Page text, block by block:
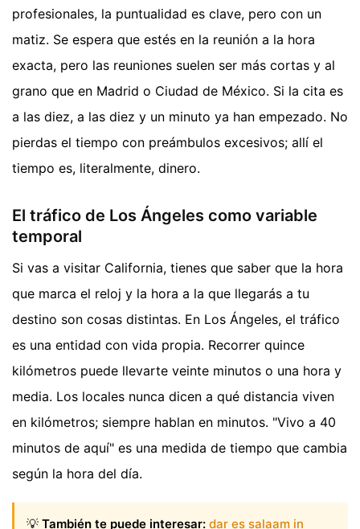
profesionales, la puntualidad es clave, pero con un
matiz. Se espera que estés en la reunión a la hora
exacta, pero las reuniones suelen ser más cortas y al
grano que en Madrid o Ciudad de México. Si la cita es
a las diez, a las diez y un minuto ya han empezado. No
pierdas el tiempo con preámbulos excesivos; allí el
tiempo es, literalmente, dinero.
El tráfico de Los Ángeles como variable
temporal
Si vas a visitar California, tienes que saber que la hora
que marca el reloj y la hora a la que llegarás a tu
destino son cosas distintas. En Los Ángeles, el tráfico
es una entidad con vida propia. Recorrer quince
kilómetros puede llevarte veinte minutos o una hora y
media. Los locales nunca dicen a qué distancia viven
en kilómetros; siempre hablan en minutos. "Vivo a 40
minutos de aquí" es una medida de tiempo que cambia
según la hora del día.
💡 También te puede interesar: dar es salaam in